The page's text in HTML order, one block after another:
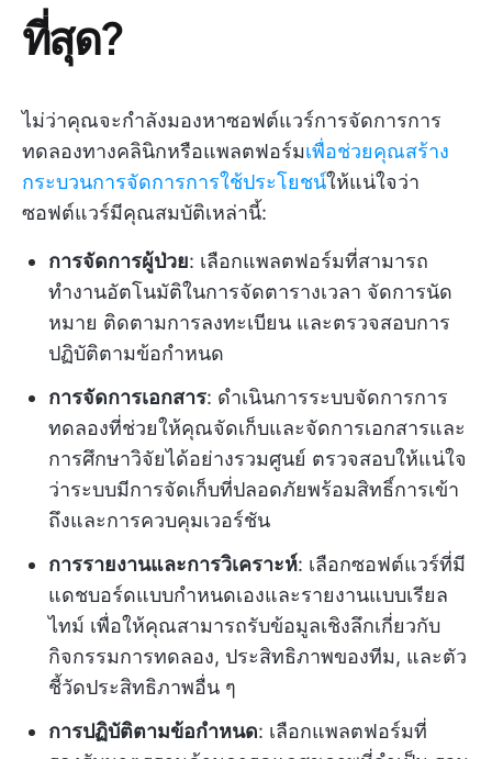
ที่สุด?
ไม่ว่าคุณจะกำลังมองหาซอฟต์แวร์การจัดการการ
ทดลองทางคลินิกหรือแพลตฟอร์มเพื่อช่วยคุณสร้าง
กระบวนการจัดการการใช้ประโยชน์ให้แน่ใจว่า
ซอฟต์แวร์มีคุณสมบัติเหล่านี้:
การจัดการผู้ป่วย: เลือกแพลตฟอร์มที่สามารถ
ทำงานอัตโนมัติในการจัดตารางเวลา จัดการนัด
หมาย ติดตามการลงทะเบียน และตรวจสอบการ
ปฏิบัติตามข้อกำหนด
การจัดการเอกสาร: ดำเนินการระบบจัดการการ
ทดลองที่ช่วยให้คุณจัดเก็บและจัดการเอกสารและ
การศึกษาวิจัยได้อย่างรวมศูนย์ ตรวจสอบให้แน่ใจ
ว่าระบบมีการจัดเก็บที่ปลอดภัยพร้อมสิทธิ์การเข้า
ถึงและการควบคุมเวอร์ชัน
การรายงานและการวิเคราะห์: เลือกซอฟต์แวร์ที่มี
แดชบอร์ดแบบกำหนดเองและรายงานแบบเรียล
ไทม์ เพื่อให้คุณสามารถรับข้อมูลเชิงลึกเกี่ยวกับ
กิจกรรมการทดลอง, ประสิทธิภาพของทีม, และตัว
ชี้วัดประสิทธิภาพอื่น ๆ
การปฏิบัติตามข้อกำหนด: เลือกแพลตฟอร์มที่